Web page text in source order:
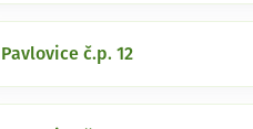
Pavlovice č.p. 12